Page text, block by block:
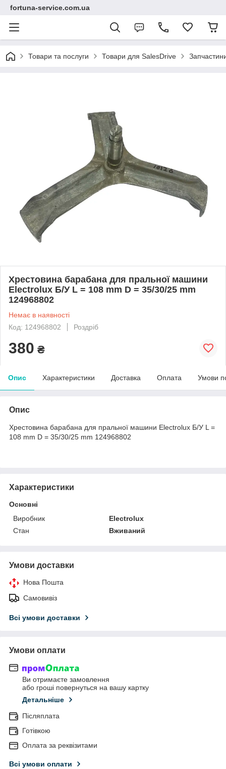
fortuna-service.com.ua
Товари та послуги Товари для SalesDrive
Хрестовина барабана для пральної машини
Electrolux Б/У L = 108 mm D = 35/30/25 mm
124968802
Немає в наявності
Код: 124968802
Роздріб
380 ₴
Опис Характеристики Доставка Оплата Умови
Опис
Хрестовина барабана для пральної машини Electrolux Б/У L =
108 mm D = 35/30/25 mm 124968802
Характеристики
Основні
Виробник
Electrolux
Стан
Вживаний
Умови доставки
Нова Пошта
Самовивіз
Всі умови доставки
Умови оплати
Ви отримаєте замовлення
або гроші повернуться на вашу картку
Детальніше
Післяплата
Готівкою
Оплата за реквізитами
Всі умови оплати